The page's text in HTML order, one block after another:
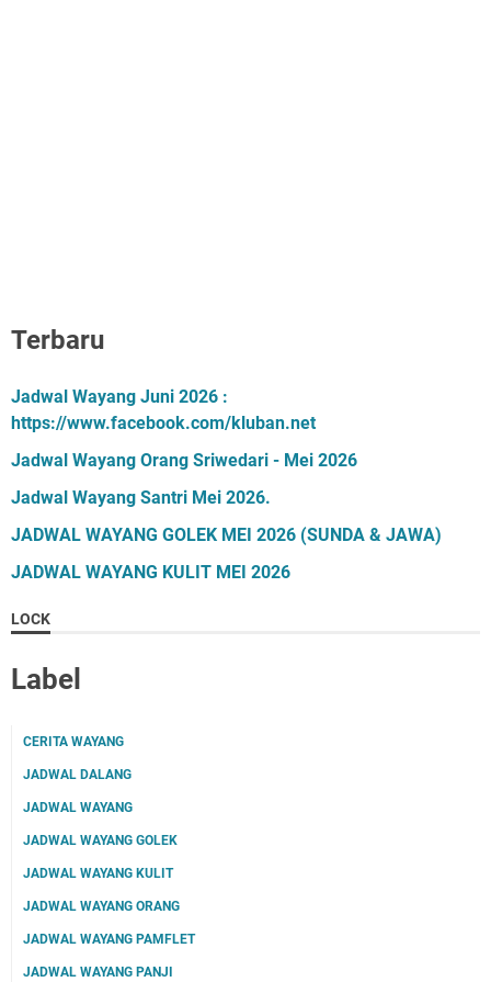
Terbaru
Jadwal Wayang Juni 2026 :
https://www.facebook.com/kluban.net
Jadwal Wayang Orang Sriwedari - Mei 2026
Jadwal Wayang Santri Mei 2026.
JADWAL WAYANG GOLEK MEI 2026 (SUNDA & JAWA)
JADWAL WAYANG KULIT MEI 2026
LOCK
Label
CERITA WAYANG
JADWAL DALANG
JADWAL WAYANG
JADWAL WAYANG GOLEK
JADWAL WAYANG KULIT
JADWAL WAYANG ORANG
JADWAL WAYANG PAMFLET
JADWAL WAYANG PANJI